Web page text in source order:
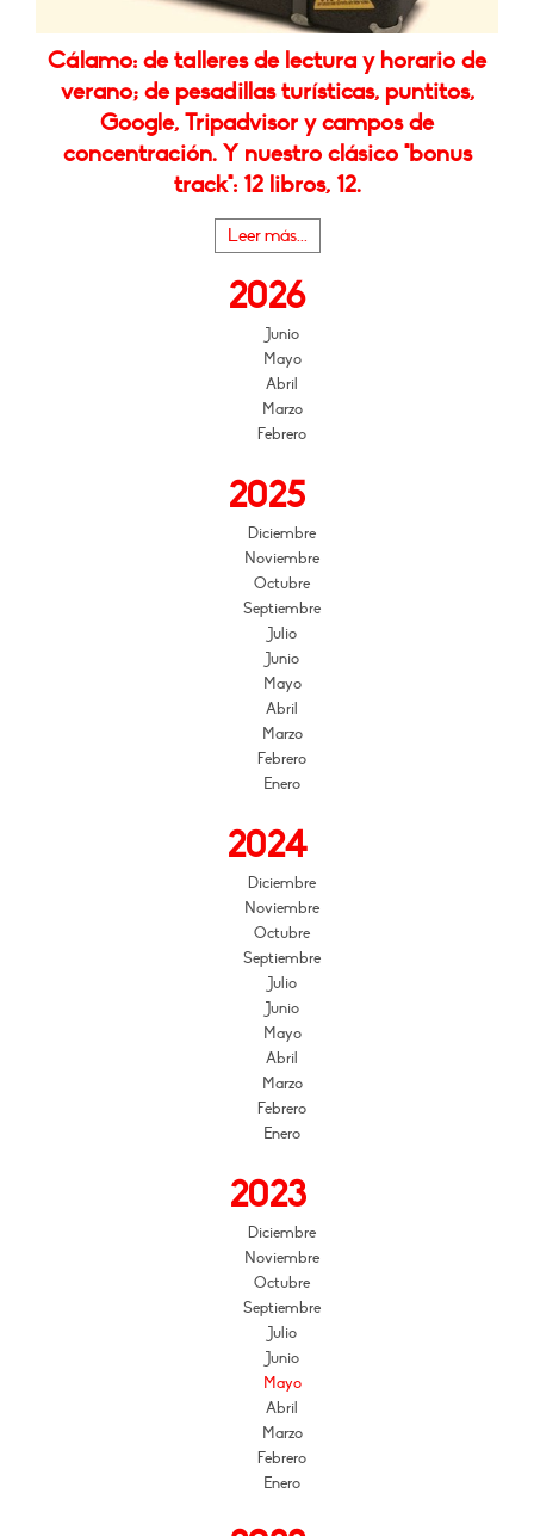
Cálamo: de talleres de lectura y horario de
verano; de pesadillas turísticas, puntitos,
Google, Tripadvisor y campos de
concentración. Y nuestro clásico "bonus
track": 12 libros, 12.
Leer más...
2026
Junio
Mayo
Abril
Marzo
Febrero
2025
Diciembre
Noviembre
Octubre
Septiembre
Julio
Junio
Mayo
Abril
Marzo
Febrero
Enero
2024
Diciembre
Noviembre
Octubre
Septiembre
Julio
Junio
Mayo
Abril
Marzo
Febrero
Enero
2023
Diciembre
Noviembre
Octubre
Septiembre
Julio
Junio
Mayo
Abril
Marzo
Febrero
Enero